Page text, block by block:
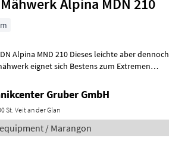
Alpina MDN 210
Alpina MND 210 Dieses leichte aber dennoch
eignet sich Bestens zum Extremen
Gruber GmbH
St. Veit an der Glan
/ Marangon